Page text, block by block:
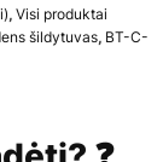
, Visi produktai
šildytuvas, ВТ-C-